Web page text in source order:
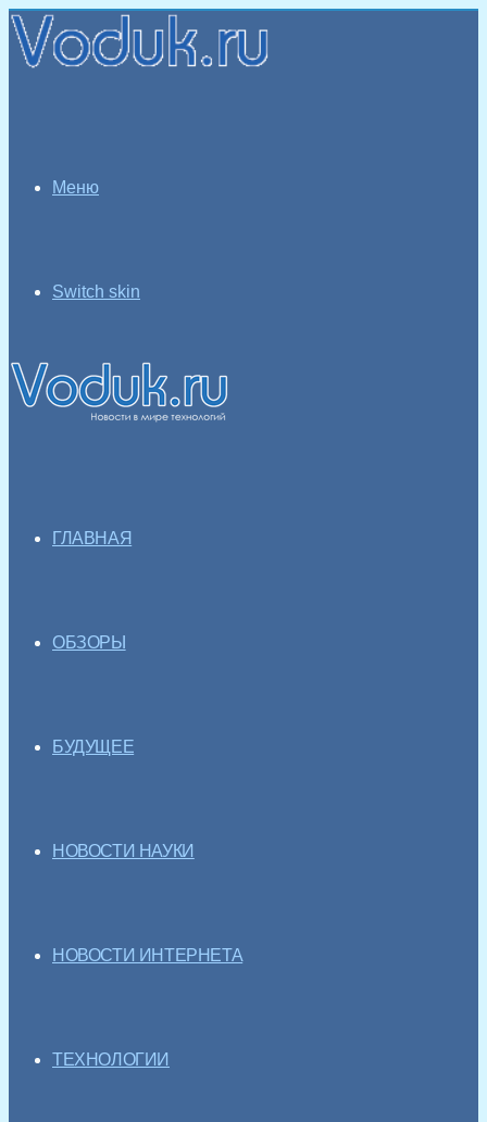
Меню
Switch skin
ГЛАВНАЯ
ОБЗОРЫ
БУДУЩЕЕ
НОВОСТИ НАУКИ
НОВОСТИ ИНТЕРНЕТА
ТЕХНОЛОГИИ